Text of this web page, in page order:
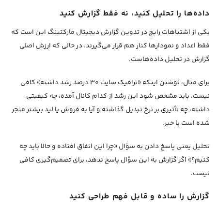
داده‌ها را تحلیل کنید، نه فقط گزارش کنید
یکی از اشتباهات رایج در تدوین گزارش دیجیتال مارکتینگ این است که
فقط اعداد و نمودارها کنار هم قرار می‌گیرند. در حالی که ارزش اصلی
گزارش در تحلیل داده‌هاست.
برای مثال، نوشتن اینکه «ترافیک سایت ۳۰ درصد رشد داشته» کافی
نیست. باید مشخص شود این رشد از کدام کانال آمده، چه کیفیتی
داشته، چه تأثیری بر نرخ تبدیل گذاشته و آیا به فروش یا لید بیشتر منجر
شده است یا خیر.
تحلیل یعنی پاسخ دادن به سؤال «چرا این اتفاق افتاده و حالا باید چه
کنیم؟» اگر گزارش به این سؤال پاسخ ندهد، برای تصمیم‌گیری کافی
نیست.
گزارش را ساده و قابل فهم طراحی کنید